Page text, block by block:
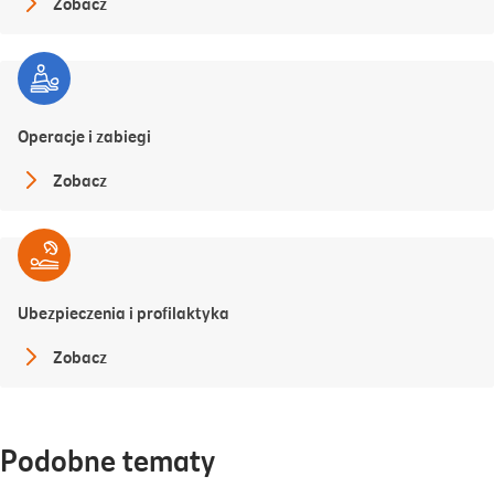
Operacje i zabiegi
Zobacz
Ubezpieczenia i profilaktyka
Zobacz
Podobne tematy